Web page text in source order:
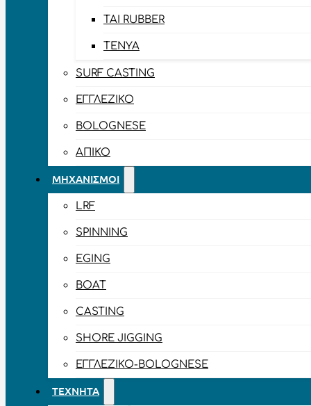
TAI RUBBER
TENYA
SURF CASTING
ΕΓΓΛΈΖΙΚΟ
BOLOGNESE
ΑΠΊΚΟ
ΜΗΧΑΝΙΣΜΟΊ
LRF
SPINNING
EGING
BOAT
CASTING
SHORE JIGGING
ΕΓΓΛΈΖΙΚΟ-BOLOGNESE
ΤΕΧΝΗΤΆ